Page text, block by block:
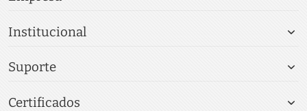
Institucional
Suporte
Certificados